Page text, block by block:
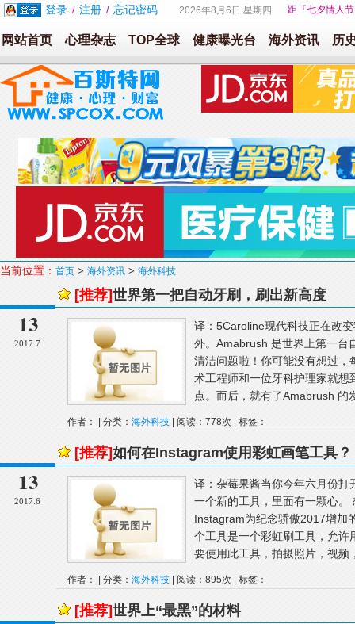
登录 / 注册 / 忘记密码 2026年8月6日 星期四 距『七夕情人
网站首页 心理杂志 TOP全球 健康曝光台 海外资讯 历
当前位置： 首页 > 海外资讯 > 海外科技
13
2017.7
[推荐]世界第一把自动牙刷，刷出新高度
译：5Caroline现代科技正在改
外。Amabrush 是世界上第一台
清洁问题啦！你可能没有想过
术工程师和一位牙科护理家就
点。而后，就有了Amabrush 的
作者： | 分类： 海外科技 | 阅读：778次 | 标签：
13
2017.6
[推荐]如何在Instagram使用彩虹画笔工具？
译：杂莓果酱当你今年六月份
一个新的工具，里面有一颗心
Instagram为纪念骄傲2017增加
个工具是一个彩虹刷工具，允
要使用此工具，拍摄照片，视频
作者： | 分类： 海外科技 | 阅读：895次 | 标签：
[推荐]世界上“最黑”的材料